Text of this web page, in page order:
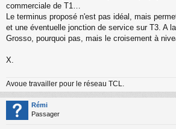
o
n
u
commerciale de T1…
Le terminus proposé n'est pas idéal, mais
et une éventuelle jonction de service sur T3. A
Grosso, pourquoi pas, mais le croisement à
X.
Avoue travailler pour le réseau TCL.
Rémi
Passager